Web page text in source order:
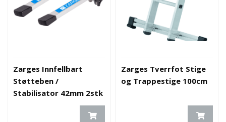
Zarges Innfellbart
Støtteben /
Stabilisator 42mm 2stk
Zarges Tverrfot Stige
og Trappestige 100cm